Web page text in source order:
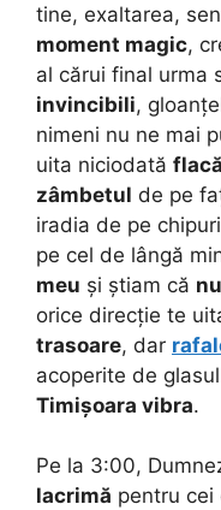
tine, exaltarea,
moment magic,
al cărui final urma
invincibili,
nimeni nu ne mai
uita niciodată
zâmbetul de pe
iradia de pe
pe cel de lângă
meu și știam că
orice direcție te
trasoare, dar
acoperite de
Timișoara vibra.
Pe la 3:00,
lacrimă pentru cei